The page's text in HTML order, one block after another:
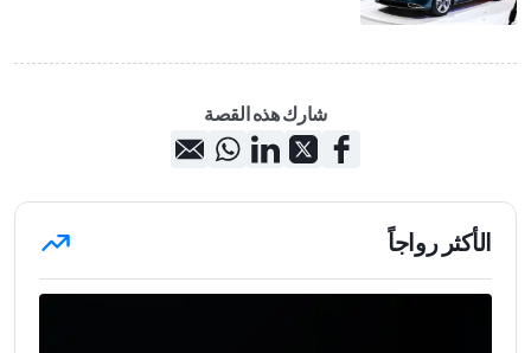
شارك هذه القصة
الأكثر رواجاً